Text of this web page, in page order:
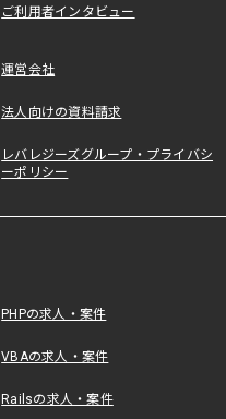
ご利用者インタビュー
運営会社
法人向けの資料請求
レバレジーズグループ・プライバシ
ーポリシー
PHPの求人・案件
VBAの求人・案件
Railsの求人・案件